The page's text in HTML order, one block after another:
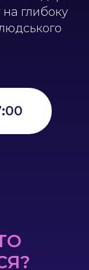
глибоку